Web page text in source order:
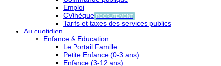
Emploi
CVthèque RECRUTEMENT
Tarifs et taxes des services publics
Au quotidien
Enfance & Education
Le Portail Famille
Petite Enfance (0-3 ans)
Enfance (3-12 ans)